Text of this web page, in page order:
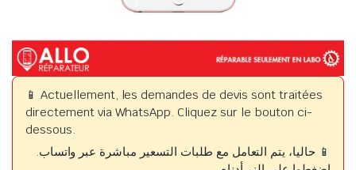
📱 Actuellement, les demandes de devis sont traitées
directement via WhatsApp. Cliquez sur le bouton ci-
dessous.
📱 حاليا، يتم التعامل مع طلبات التسعير مباشرة عبر واتساب.